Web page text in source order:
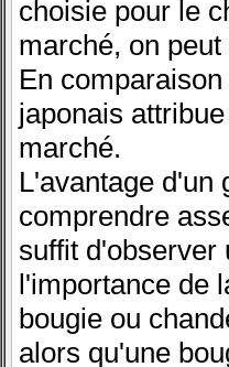
choisie pour le
marché, on
En
japonais
marché.
L'avantage d'un
comprendre
suffit d'observer
l'importance de
bougie ou
alors qu'une